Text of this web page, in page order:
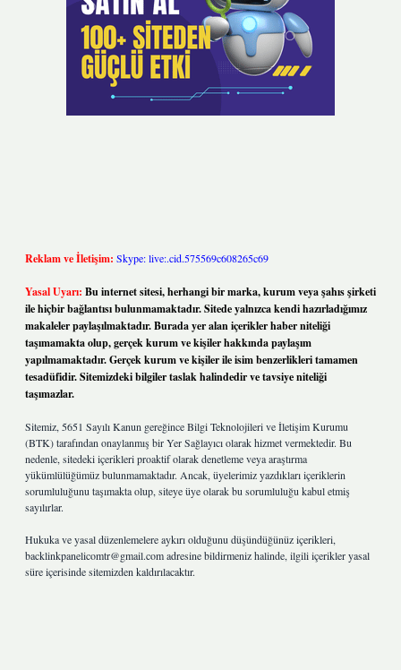
Reklam ve İletişim: Skype: live:.cid.575569c608265c69
Yasal Uyarı: Bu internet sitesi, herhangi bir marka, kurum veya şahıs şirketi
ile hiçbir bağlantısı bulunmamaktadır. Sitede yalnızca kendi hazırladığımız
makaleler paylaşılmaktadır. Burada yer alan içerikler haber niteliği
taşımamakta olup, gerçek kurum ve kişiler hakkında paylaşım
yapılmamaktadır. Gerçek kurum ve kişiler ile isim benzerlikleri tamamen
tesadüfidir. Sitemizdeki bilgiler taslak halindedir ve tavsiye niteliği
taşımazlar.
Sitemiz, 5651 Sayılı Kanun gereğince Bilgi Teknolojileri ve İletişim Kurumu
(BTK) tarafından onaylanmış bir Yer Sağlayıcı olarak hizmet vermektedir. Bu
nedenle, sitedeki içerikleri proaktif olarak denetleme veya araştırma
yükümlülüğümüz bulunmamaktadır. Ancak, üyelerimiz yazdıkları içeriklerin
sorumluluğunu taşımakta olup, siteye üye olarak bu sorumluluğu kabul etmiş
sayılırlar.
Hukuka ve yasal düzenlemelere aykırı olduğunu düşündüğünüz içerikleri,
backlinkpanelicomtr@gmail.comadresine bildirmeniz halinde, ilgili içerikler yasal
süre içerisinde sitemizden kaldırılacaktır.